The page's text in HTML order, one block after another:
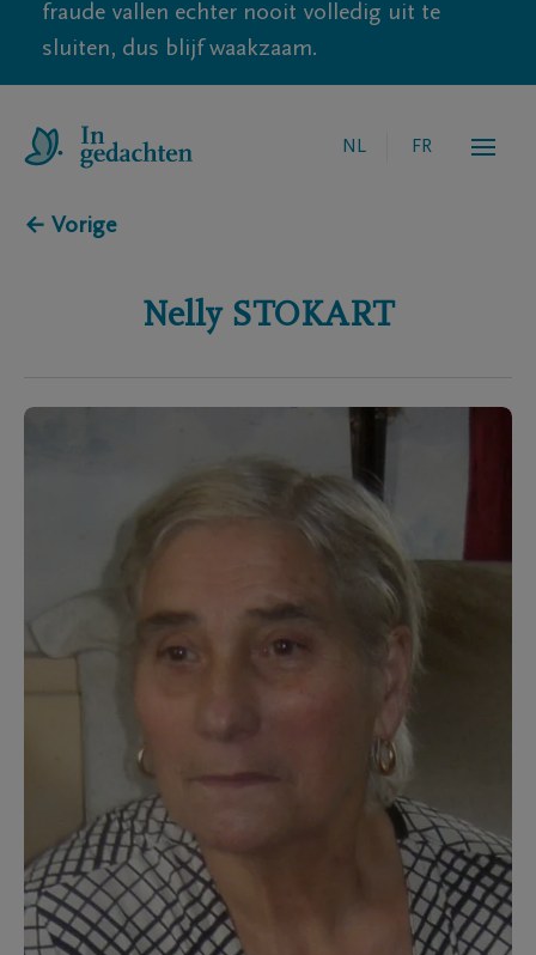
fraude vallen echter nooit volledig uit te
sluiten, dus blijf waakzaam.
NL FR
← Vorige
Nelly STOKART